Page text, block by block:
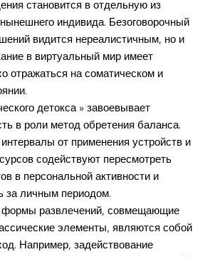
становится в отдельную из
индивида. Безоговорочный
видится нереалистичным, но и
в виртуальный мир имеет
отражаться на соматическом и
детокса » завоевывает
в роли метод обретения баланса.
от применения устройств и
содействуют пересмотреть
в персональной активности и
за личным периодом.
формы развлечений, совмещающие
элементы, являются собой
Например, задействование